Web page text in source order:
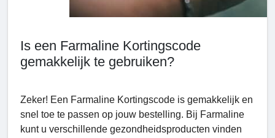
Is een Farmaline Kortingscode
gemakkelijk te gebruiken?
Zeker! Een Farmaline Kortingscode is gemakkelijk en
snel toe te passen op jouw bestelling. Bij Farmaline
kunt u verschillende gezondheidsproducten vinden